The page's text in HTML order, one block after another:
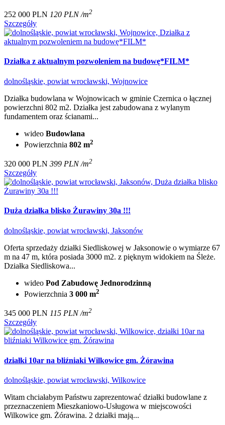
252 000 PLN 120 PLN /m2
Szczegóły
Działka z aktualnym pozwoleniem na budowę*FILM*
dolnośląskie, powiat wrocławski, Wojnowice
Działka budowlana w Wojnowicach w gminie Czernica o łącznej
powierzchni 802 m2. Działka jest zabudowana z wylanym
fundamentem oraz ścianami...
wideo Budowlana
Powierzchnia 802 m2
320 000 PLN 399 PLN /m2
Szczegóły
Duża działka blisko Żurawiny 30a !!!
dolnośląskie, powiat wrocławski, Jaksonów
Oferta sprzedaży działki Siedliskowej w Jaksonowie o wymiarze 67
m na 47 m, która posiada 3000 m2. z pięknym widokiem na Śleże.
Działka Siedliskowa...
wideo Pod Zabudowę Jednorodzinną
Powierzchnia 3 000 m2
345 000 PLN 115 PLN /m2
Szczegóły
działki 10ar na bliźniaki Wilkowice gm. Żórawina
dolnośląskie, powiat wrocławski, Wilkowice
Witam chciałabym Państwu zaprezentować działki budowlane z
przeznaczeniem Mieszkaniowo-Usługowa w miejscowości
Wilkowice gm. Żórawina. 2 działki mają...